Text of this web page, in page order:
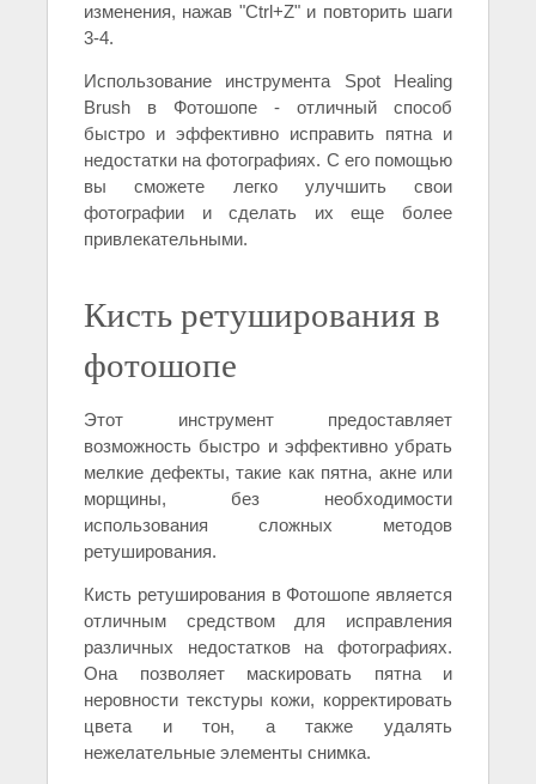
изменения, нажав "Ctrl+Z" и повторить шаги
3-4.
Использование инструмента Spot Healing
Brush в Фотошопе - отличный способ
быстро и эффективно исправить пятна и
недостатки на фотографиях. С его помощью
вы сможете легко улучшить свои
фотографии и сделать их еще более
привлекательными.
Кисть ретуширования в
фотошопе
Этот инструмент предоставляет
возможность быстро и эффективно убрать
мелкие дефекты, такие как пятна, акне или
морщины, без необходимости
использования сложных методов
ретуширования.
Кисть ретуширования в Фотошопе является
отличным средством для исправления
различных недостатков на фотографиях.
Она позволяет маскировать пятна и
неровности текстуры кожи, корректировать
цвета и тон, а также удалять
нежелательные элементы снимка.